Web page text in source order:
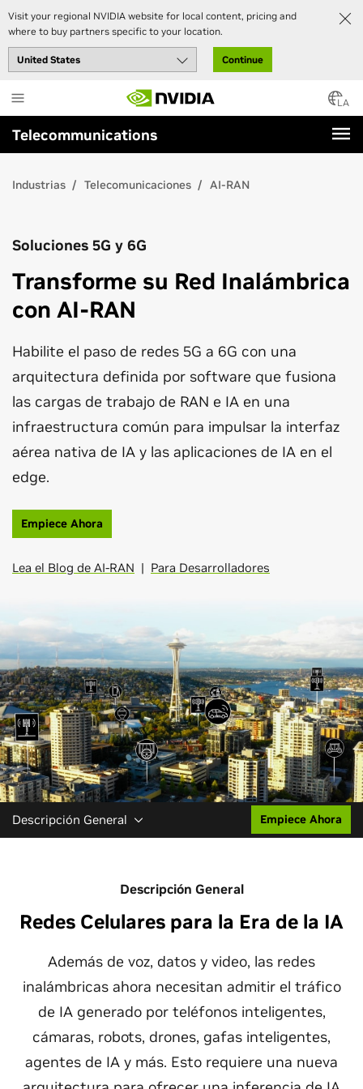
Visit your regional NVIDIA website for local content, pricing and
where to buy partners specific to your location.
Continue
to
main
content
LA
Telecommunications
Industrias Telecomunicaciones AI-RAN
Soluciones 5G y 6G
Transforme su Red Inalámbrica
con AI-RAN
Habilite el paso de redes 5G a 6G con una
arquitectura definida por software que fusiona
las cargas de trabajo de RAN e IA en una
infraestructura común para impulsar la interfaz
aérea nativa de IA y las aplicaciones de IA en el
edge.
Empiece Ahora
Lea el Blog de AI-RAN | Para Desarrolladores
Descripción General Empiece Ahora
Descripción General
Redes Celulares para la Era de la IA
Además de voz, datos y video, las redes
inalámbricas ahora necesitan admitir el tráfico
de IA generado por teléfonos inteligentes,
cámaras, robots, drones, gafas inteligentes,
agentes de IA y más. Esto requiere una nueva